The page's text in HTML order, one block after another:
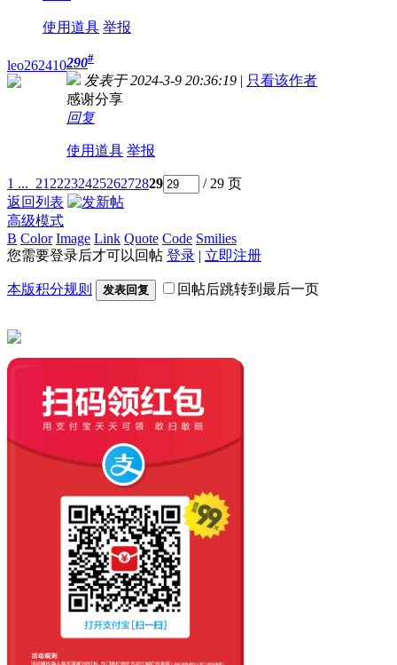
使用道具 举报
leo262410290#
发表于 2024-3-9 20:36:19 | 只看该作者
感谢分享
回复
使用道具 举报
1 ... 21 2223242526272829
/ 29 页
返回列表
高级模式
B Color Image Link Quote Code Smilies
您需要登录后才可以回帖 登录 | 立即注册
本版积分规则 发表回复 回帖后跳转到最后一页